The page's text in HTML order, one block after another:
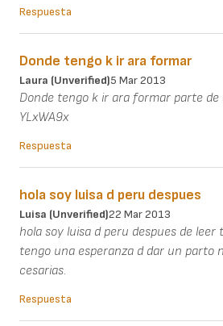
Respuesta
Donde tengo k ir ara formar
Laura (unverified)5 Mar 2013
Donde tengo k ir ara formar parte de
YLxWA9x
Respuesta
hola soy luisa d peru despues
Luisa (unverified)22 Mar 2013
hola soy luisa d peru despues de leer
tengo una esperanza d dar un parto
cesarias.
Respuesta